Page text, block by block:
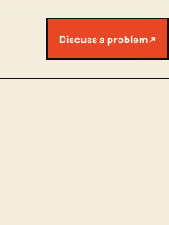
Discuss a problem↗